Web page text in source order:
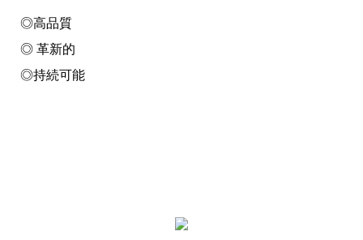
◎高品質
◎ 革新的
◎持続可能